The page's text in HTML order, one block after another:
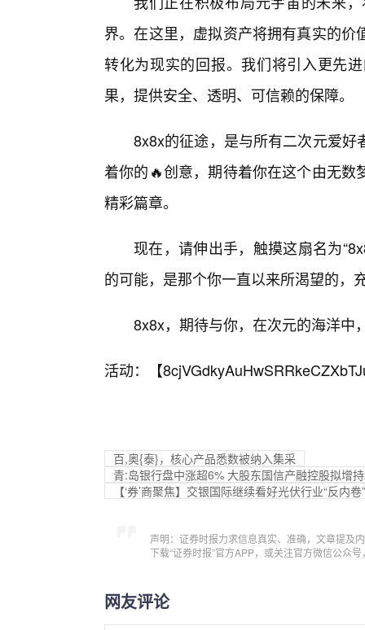
界。在这里，虚拟资产将拥有真实的
转化为现实的回报。我们将引入更先
果，提供安全、透明、可信赖的保障。
8x8x的征途，是与所有二次元爱
着你的🔥创意，期待着你在这个由无
精彩篇章。
现在，请伸出手，触摸这扇名为
的可能，是那个你一直以来所渴望的，
8x8x，期待与你，在次元的海洋中
活动：【
百,奥{泰}，核心产品悉数被纳入集采
青:岛银行盘中涨超6% 大股东国信产融控股拟增
【‘券’商聚焦】交银国际继续看好光伏行业“反内卷
声明：证券时报力求信息真实、准确，文章提及
下载“证券时报”官方APP，或关注官方微信公众
网友评论